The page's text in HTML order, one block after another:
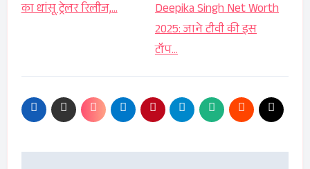
का धांसू ट्रेलर रिलीज,…
Deepika Singh Net Worth
2025: जाने टीवी की इस
टॉप…